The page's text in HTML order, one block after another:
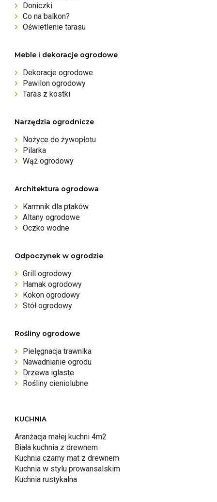
Doniczki
Co na balkon?
Oświetlenie tarasu
Meble i dekoracje ogrodowe
Dekoracje ogrodowe
Pawilon ogrodowy
Taras z kostki
Narzędzia ogrodnicze
Nożyce do żywopłotu
Pilarka
Wąż ogrodowy
Architektura ogrodowa
Karmnik dla ptaków
Altany ogrodowe
Oczko wodne
Odpoczynek w ogrodzie
Grill ogrodowy
Hamak ogrodowy
Kokon ogrodowy
Stół ogrodowy
Rośliny ogrodowe
Pielęgnacja trawnika
Nawadnianie ogrodu
Drzewa iglaste
Rośliny cieniolubne
KUCHNIA
Aranżacja małej kuchni 4m2
Biała kuchnia z drewnem
Kuchnia czarny mat z drewnem
Kuchnia w stylu prowansalskim
Kuchnia rustykalna